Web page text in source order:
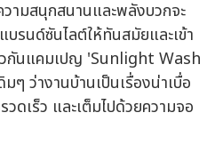
ามสนุกสนานและพลังบวกจะ
รนด์ซันไลต์ให้ทันสมัยและเข้า
วกันแคมเปญ 'Sunlight Wash
ๆ ว่างานบ้านเป็นเรื่องน่าเบื่อ
วดเร็ว และเต็มไปด้วยความจอ